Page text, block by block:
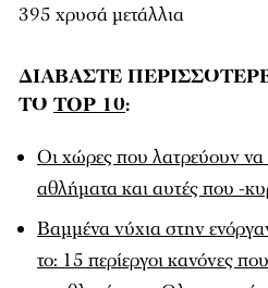
395 χρυσά μετάλλια
ΔΙΑΒΑΣΤΕ
ΤΟ TOP 10:
Οι χώρες που λατρεύουν
αθλήματα και αυτές που -
Βαμμένα νύχια στην
το: 15 περίεργοι κανόνες